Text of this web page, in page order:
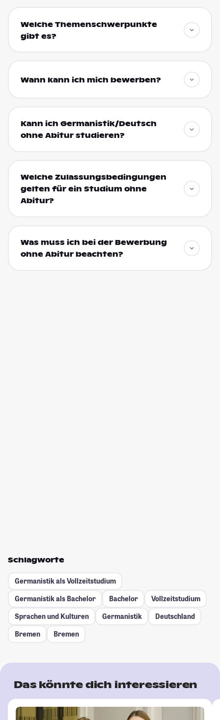
Welche Themenschwerpunkte
gibt es?
Wann kann ich mich bewerben?
Kann ich Germanistik/Deutsch
ohne Abitur studieren?
Welche Zulassungsbedingungen
gelten für ein Studium ohne
Abitur?
Was muss ich bei der Bewerbung
ohne Abitur beachten?
Schlagworte
Germanistik als Vollzeitstudium
Germanistik als Bachelor
Bachelor
Vollzeitstudium
Sprachen und Kulturen
Germanistik
Deutschland
Bremen
Bremen
Das könnte dich interessieren